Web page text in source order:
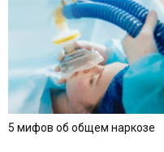
5 мифов об общем наркозе